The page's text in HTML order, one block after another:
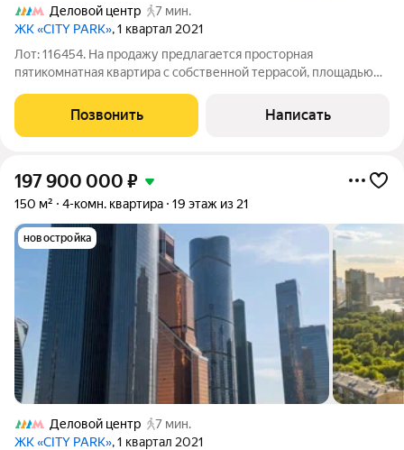
Деловой центр
7 мин.
ЖК «CITY PARK», 1 квартал 2021
Лот: 116454. На продажу предлагается просторная
пятикомнатная квартира с собственной террасой, площадью
планировка: кухня-гостиная, две спальни с санузлами, спальня
с гардеробной и санузлом,
Позвонить Написать
197 900 000 ₽
150 м² 4-комн. квартира 19 этаж из 21
новостройка
Деловой центр
7 мин.
ЖК «CITY PARK», 1 квартал 2021